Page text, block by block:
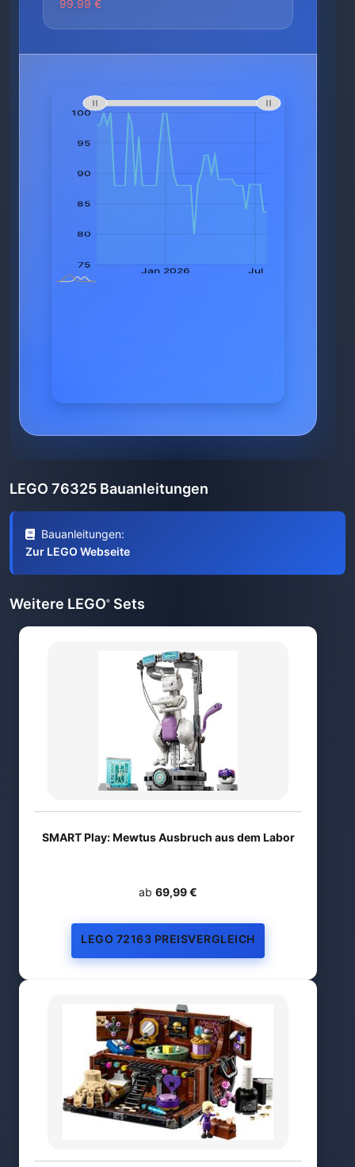
99.99 €
LEGO 76325 Bauanleitungen
Bauanleitungen:
Zur LEGO Webseite
Weitere LEGO® Sets
SMART Play: Mewtus Ausbruch aus dem Labor
ab 69,99 €
LEGO 72163 PREISVERGLEICH